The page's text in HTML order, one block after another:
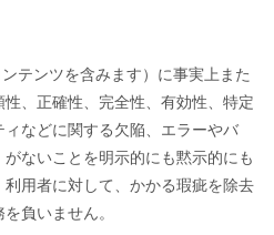
テンツを含みます）に事実上また
、正確性、完全性、有効性、特定
などに関する欠陥、エラーやバ
ないことを明示的にも黙示的にも
用者に対して、かかる瑕疵を除去
負いません。